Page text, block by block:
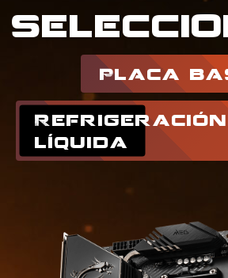
Placa
Refrigeración
líquida